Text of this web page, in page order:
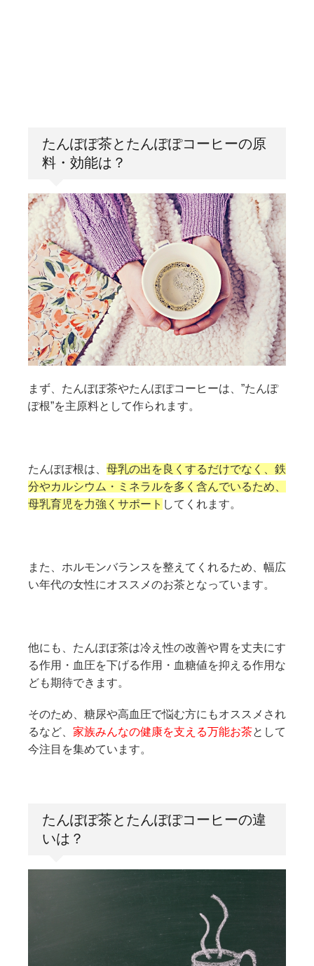
たんぽぽ茶とたんぽぽコーヒーの原
料・効能は？
まず、たんぽぽ茶やたんぽぽコーヒーは、”たんぽ
ぽ根”を主原料として作られます。
たんぽぽ根は、 母乳の出を良くするだけでなく、鉄
分やカルシウム・ミネラルを多く含んでいるため、
母乳育児を力強くサポート してくれます。
また、ホルモンバランスを整えてくれるため、幅広
い年代の女性にオススメのお茶となっています。
他にも、たんぽぽ茶は冷え性の改善や胃を丈夫にす
る作用・血圧を下げる作用・血糖値を抑える作用な
ども期待できます。
そのため、糖尿や高血圧で悩む方にもオススメされ
るなど、 家族みんなの健康を支える万能お茶として
今注目を集めています。
たんぽぽ茶とたんぽぽコーヒーの違
いは？